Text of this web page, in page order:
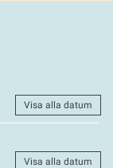
Visa alla datum
Visa alla datum